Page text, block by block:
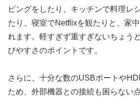
ピングをしたり、キッチンで料理レ
たり、寝室でNetflixを観たりと、家
れます。軽すぎず重すぎないちょう
びやすさのポイントです。
さらに、十分な数のUSBポートや
ため、外部機器との接続も困らない